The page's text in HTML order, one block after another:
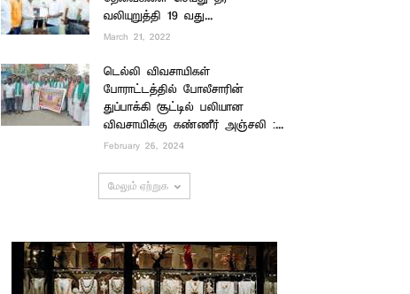
வலியுறுத்தி 19 வது...
March 21, 2022
டெல்லி விவசாயிகள்
போராட்டத்தில் போலீசாரின்
துப்பாக்கி சூட்டில் பலியான
விவசாயிக்கு கண்ணீர் அஞ்சலி :...
February 26, 2024
மேலும் ஏற்றுக